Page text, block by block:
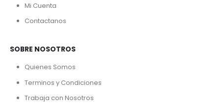
Mi Cuenta
Contactanos
SOBRE NOSOTROS
Quienes Somos
Terminos y Condiciones
Trabaja con Nosotros